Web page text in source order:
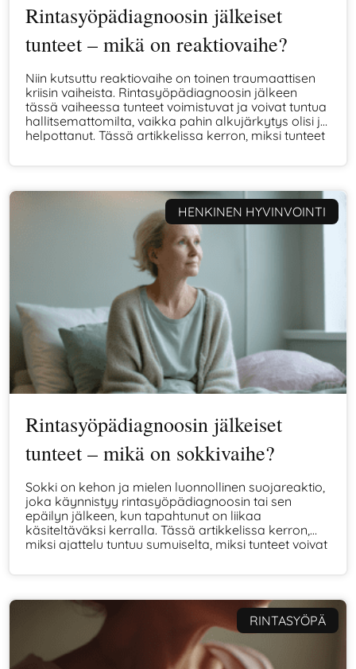
Rintasyöpädiagnoosin jälkeiset
tunteet – mikä on reaktiovaihe?
Niin kutsuttu reaktiovaihe on toinen traumaattisen
kriisin vaiheista. Rintasyöpädiagnoosin jälkeen
tässä vaiheessa tunteet voimistuvat ja voivat tuntua
hallitsemattomilta, vaikka pahin alkujärkytys olisi jo
helpottanut. Tässä artikkelissa kerron, miksi tunteet
HENKINEN HYVINVOINTI
Rintasyöpädiagnoosin jälkeiset
tunteet – mikä on sokkivaihe?
Sokki on kehon ja mielen luonnollinen suojareaktio,
joka käynnistyy rintasyöpädiagnoosin tai sen
epäilyn jälkeen, kun tapahtunut on liikaa
käsiteltäväksi kerralla. Tässä artikkelissa kerron,
miksi ajattelu tuntuu sumuiselta, miksi tunteet voivat
RINTASYÖPÄ